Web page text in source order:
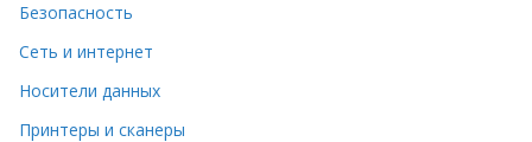
Безопасность
Сеть и интернет
Носители данных
Принтеры и сканеры